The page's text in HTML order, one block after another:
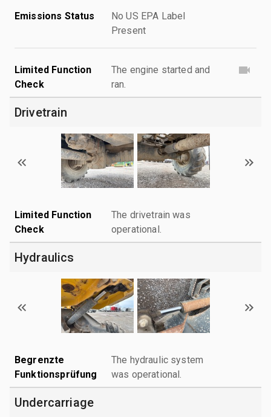
Emissions Status
No US EPA Label
Present
Limited Function
Check
The engine started and
ran.
Drivetrain
Limited Function
Check
The drivetrain was
operational.
Hydraulics
Begrenzte
Funktionsprüfung
The hydraulic system
was operational.
Undercarriage